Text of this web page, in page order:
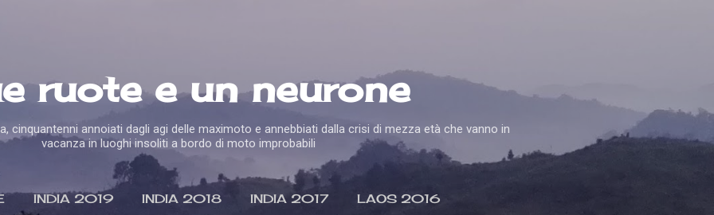
ruote e un neurone
cinquantenni annoiati dagli agi delle maximoto e annebbiati dalla crisi di mezza età che vanno in
vacanza in luoghi insoliti a bordo di moto improbabili
INDIA 2019 INDIA 2018 INDIA 2017 LAOS 2016